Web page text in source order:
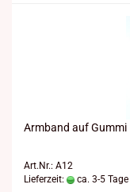
Arm­band auf Gummi
Art.Nr.: A12
Lieferzeit:
ca. 3-5 Tage